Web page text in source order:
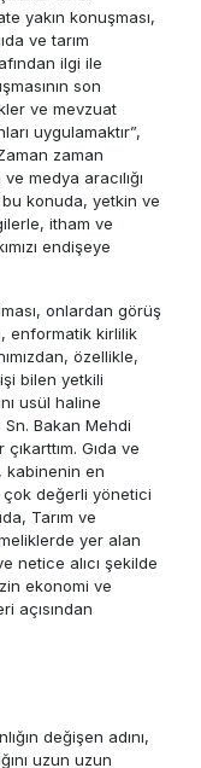
yakın konuşması,
ve tarım
ilgi ile
son
ve mevzuat
uygulamaktır”,
zaman
medya aracılığı
konuda, yetkin ve
itham ve
endişeye
onlardan görüş
enformatik kirlilik
özellikle,
bilen yetkili
usül haline
Bakan Mehdi
Gıda ve
kabinenin en
çok değerli yönetici
Tarım ve
yer alan
netice alıcı şekilde
ekonomi ve
açısından
değişen adını,
uzun uzun